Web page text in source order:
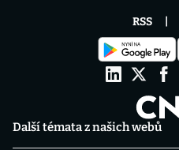
Další témata z našich webů
RSS